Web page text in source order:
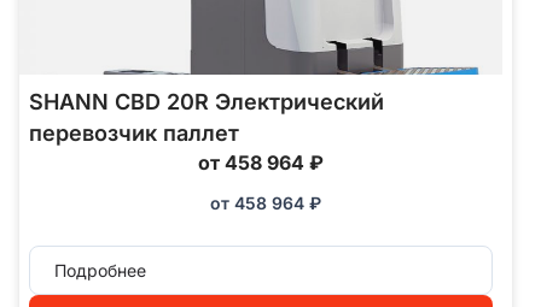
SHANN CBD 20R Электрический
перевозчик паллет
от 458 964 ₽
от 458 964 ₽
Подробнее